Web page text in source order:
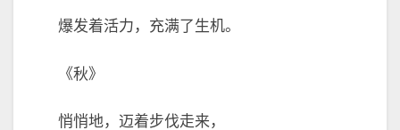
爆发着活力，充满了生机。
《秋》
悄悄地，迈着步伐走来，